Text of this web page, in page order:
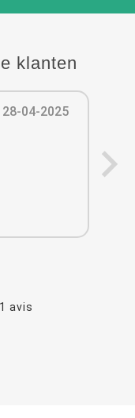
klanten
28-04-2025
avis